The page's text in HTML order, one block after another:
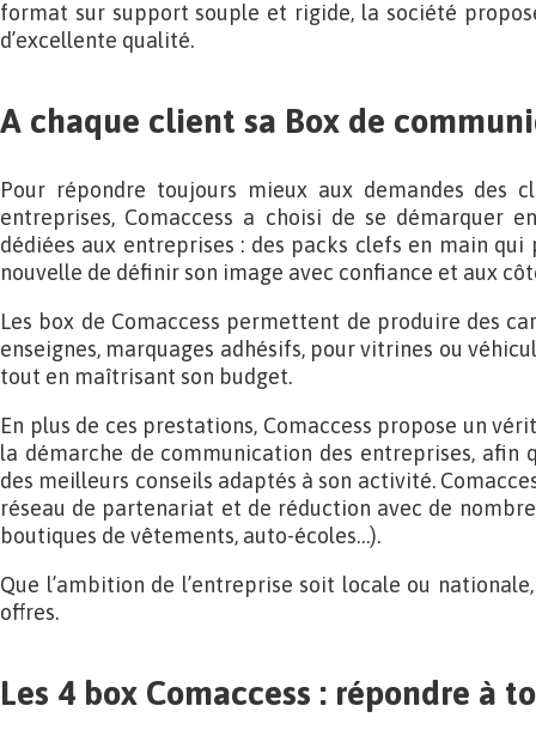
format sur support souple et rigide, la société
d’excellente qualité.
A chaque client sa Box de
Pour répondre toujours mieux aux demandes des
entreprises, Comaccess a choisi de se démarquer
dédiées aux entreprises : des packs clefs en main
nouvelle de définir son image avec confiance et aux
Les box de Comaccess permettent de produire des
enseignes, marquages adhésifs, pour vitrines ou
tout en maîtrisant son budget.
En plus de ces prestations, Comaccess propose un
la démarche de communication des entreprises, afin
des meilleurs conseils adaptés à son activité.
réseau de partenariat et de réduction avec de
boutiques de vêtements, auto-écoles…).
Que l’ambition de l’entreprise soit locale ou
offres.
Les 4 box Comaccess : répondre à